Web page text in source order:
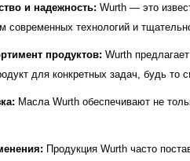
и надежность: Wurth — это
современных технологий и
продуктов: Wurth
для конкретных задач, будь то
Масла Wurth обеспечивают не
Продукция Wurth часто